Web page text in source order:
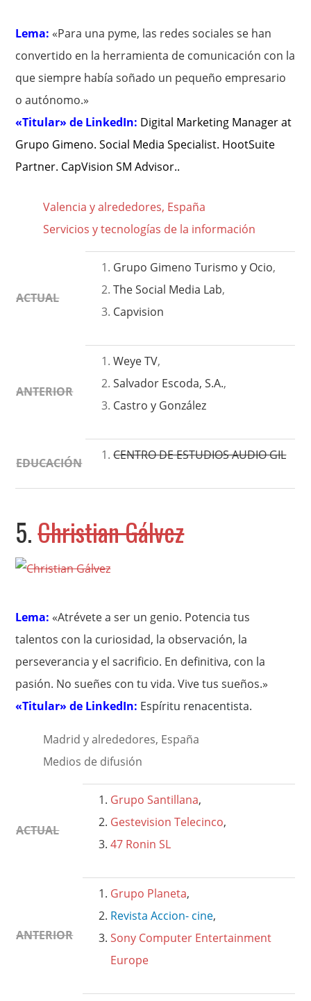
Lema: «Para una pyme, las redes sociales se han
convertido en la herramienta de comunicación con la
que siempre había soñado un pequeño empresario
o autónomo.»
«Titular» de LinkedIn: Digital Marketing Manager at
Grupo Gimeno. Social Media Specialist. HootSuite
Partner. CapVision SM Advisor..
Valencia y alrededores, España
Servicios y tecnologías de la información
ACTUAL
Grupo Gimeno Turismo y Ocio,
The Social Media Lab,
Capvision
ANTERIOR
Weye TV,
Salvador Escoda, S.A.,
Castro y González
EDUCACIÓN
CENTRO DE ESTUDIOS AUDIO GIL
5.Christian Gálvez
Lema: «Atrévete a ser un genio. Potencia tus
talentos con la curiosidad, la observación, la
perseverancia y el sacrificio. En definitiva, con la
pasión. No sueñes con tu vida. Vive tus sueños.»
«Titular» de LinkedIn: Espíritu renacentista.
Madrid y alrededores, España
Medios de difusión
ACTUAL
Grupo Santillana,
Gestevision Telecinco,
47 Ronin SL
ANTERIOR
Grupo Planeta,
Revista Accion- cine,
Sony Computer Entertainment
Europe